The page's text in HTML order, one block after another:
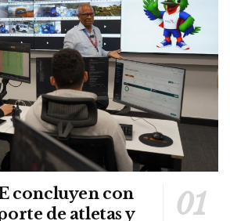
concluyen con
de atletas y